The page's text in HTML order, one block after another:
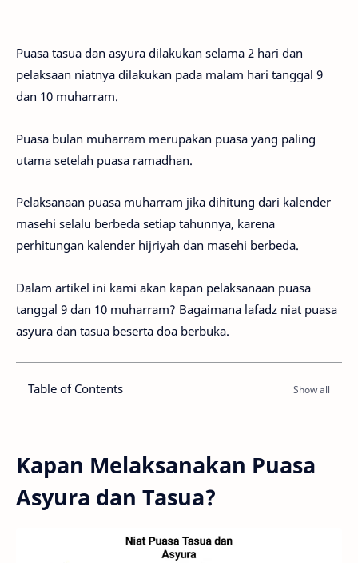
Puasa tasua dan asyura dilakukan selama 2 hari dan
pelaksaan niatnya dilakukan pada malam hari tanggal 9
dan 10 muharram.
Puasa bulan muharram merupakan puasa yang paling
utama setelah puasa ramadhan.
Pelaksanaan puasa muharram jika dihitung dari kalender
masehi selalu berbeda setiap tahunnya, karena
perhitungan kalender hijriyah dan masehi berbeda.
Dalam artikel ini kami akan kapan pelaksanaan puasa
tanggal 9 dan 10 muharram? Bagaimana lafadz niat puasa
asyura dan tasua beserta doa berbuka.
Table of Contents
Kapan Melaksanakan Puasa
Asyura dan Tasua?